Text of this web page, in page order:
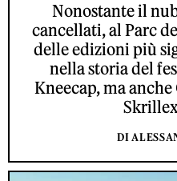
Nonostante il
cancellati, al Parc
delle edizioni più
nella storia del
Kneecap, ma
DI